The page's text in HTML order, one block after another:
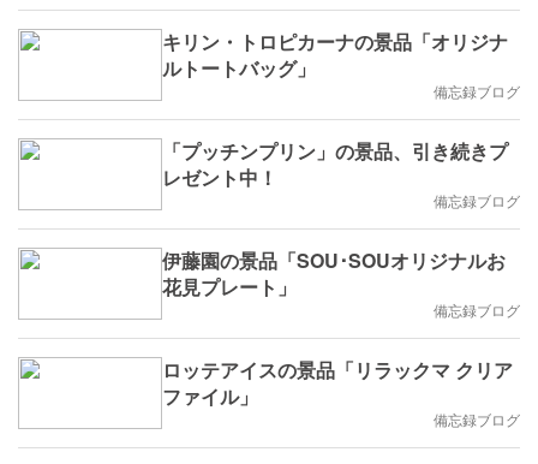
キリン・トロピカーナの景品「オリジナ
ルトートバッグ」
備忘録ブログ
「プッチンプリン」の景品、引き続きプ
レゼント中！
備忘録ブログ
伊藤園の景品「SOU･SOUオリジナルお
花見プレート」
備忘録ブログ
ロッテアイスの景品「リラックマ クリア
ファイル」
備忘録ブログ